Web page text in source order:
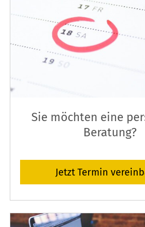
Sie möchten eine
Beratung?
Jetzt Termin